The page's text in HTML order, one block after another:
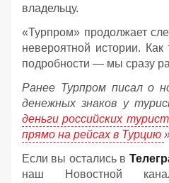
владельцу.
«Турпром» продолжает
невероятной истории.
подробности — мы сразу
Ранее Турпром писал о
денежных знаков у
деньги российских
прямо на рейсах в Турцию
Если вы остались в
наш Новостной